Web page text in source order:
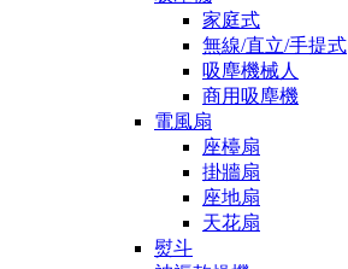
家庭式
無線/直立/手提式
吸塵機械人
商用吸塵機
電風扇
座檯扇
掛牆扇
座地扇
天花扇
熨斗